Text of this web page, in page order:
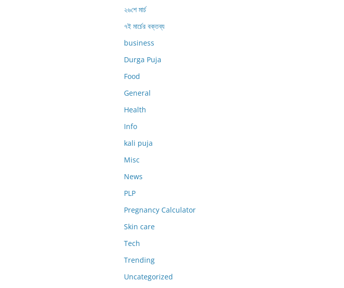
২৬শে মার্চ
৭ই মার্চের বক্তব্য
business
Durga Puja
Food
General
Health
Info
kali puja
Misc
News
PLP
Pregnancy Calculator
Skin care
Tech
Trending
Uncategorized